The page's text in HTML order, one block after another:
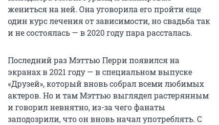
жениться на ней. Она уговорила его пройти еще
один курс лечения от зависимости, но свадьба так
и не состоялась — в 2020 году пара рассталась.
Последний раз Мэттью Перри появился на
экранах в 2021 году — в специальном выпуске
«Друзей», который вновь собрал всеми любимых
актеров. Но и там Мэттью выглядел растерянным
и говорил невнятно, из-за чего фанаты
заподозрили, что он вновь начал употреблять. С